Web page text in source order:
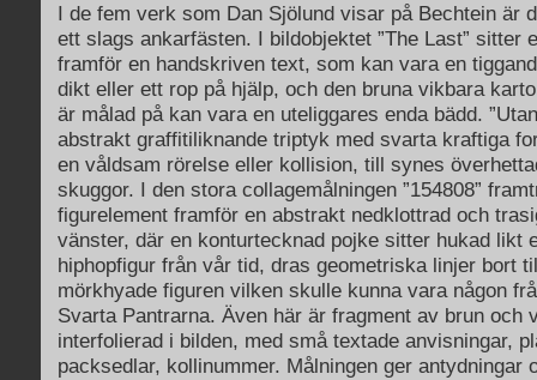
I de fem verk som Dan Sjölund visar på Bechtein är
ett slags ankarfästen. I bildobjektet ”The Last” sitter
framför en handskriven text, som kan vara en
dikt eller ett rop på hjälp, och den bruna vikbara
är målad på kan vara en uteliggares enda bädd.
abstrakt graffitiliknande triptyk med svarta kraftiga
en våldsam rörelse eller kollision, till synes
skuggor. I den stora collagemålningen ”154808”
figurelement framför en abstrakt nedklottrad och
vänster, där en konturtecknad pojke sitter hukad likt
hiphopfigur från vår tid, dras geometriska linjer bort
mörkhyade figuren vilken skulle kunna vara någon
Svarta Pantrarna. Även här är fragment av brun och
interfolierad i bilden, med små textade anvisningar,
packsedlar, kollinummer. Målningen ger antydningar